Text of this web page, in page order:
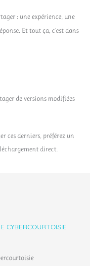
: une expérience, une
Et tout ça, c'est dans
de versions modifiées
ces derniers, préférez un
direct.
CYBERCOURTOISIE